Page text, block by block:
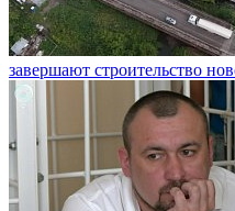
завершают строительство